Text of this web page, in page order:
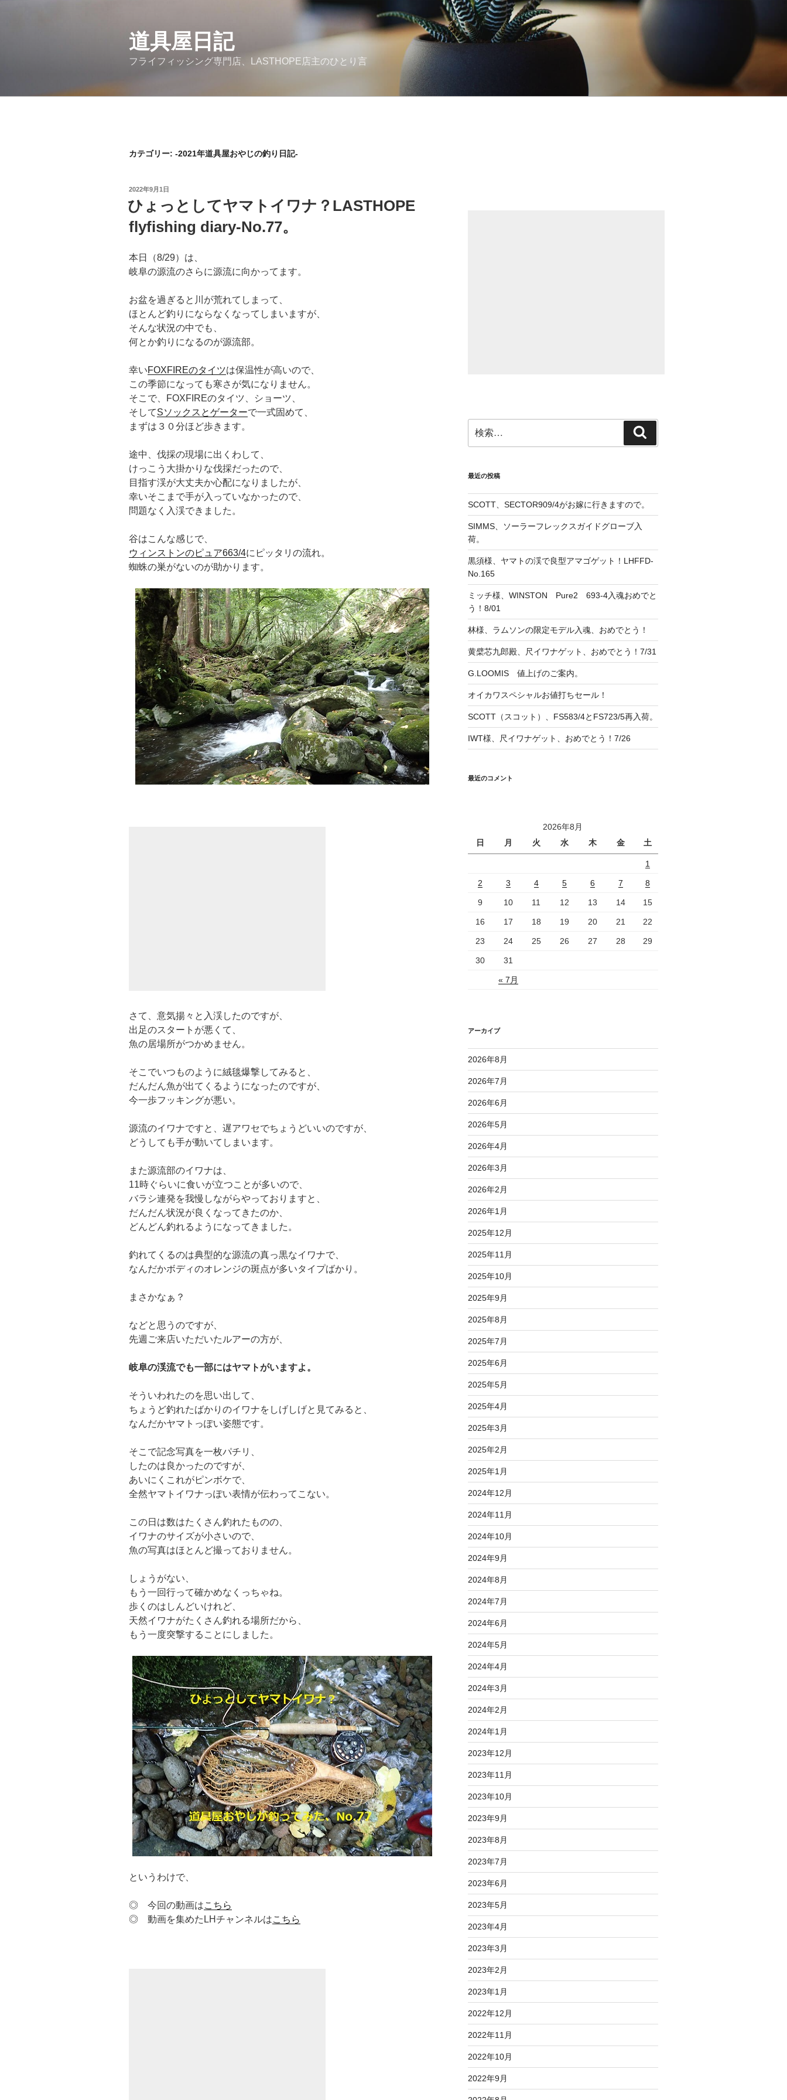
道具屋日記
フライフィッシング専門店、LASTHOPE店主のひとり言
カテゴリー: -2021年道具屋おやじの釣り日記-
投
稿
日:
2022年9月1日
ひょっとしてヤマトイワナ？LASTHOPE
flyfishing diary-No.77。
本日（8/29）は、
岐阜の源流のさらに源流に向かってます。
お盆を過ぎると川が荒れてしまって、
ほとんど釣りにならなくなってしまいますが、
そんな状況の中でも、
何とか釣りになるのが源流部。
幸いFOXFIREのタイツは保温性が高いので、
この季節になっても寒さが気になりません。
そこで、FOXFIREのタイツ、ショーツ、
そしてSソックスとゲーターで一式固めて、
まずは３０分ほど歩きます。
途中、伐採の現場に出くわして、
けっこう大掛かりな伐採だったので、
目指す渓が大丈夫か心配になりましたが、
幸いそこまで手が入っていなかったので、
問題なく入渓できました。
谷はこんな感じで、
ウィンストンのピュア663/4にピッタリの流れ。
蜘蛛の巣がないのが助かります。
さて、意気揚々と入渓したのですが、
出足のスタートが悪くて、
魚の居場所がつかめません。
そこでいつものように絨毯爆撃してみると、
だんだん魚が出てくるようになったのですが、
今一歩フッキングが悪い。
源流のイワナですと、遅アワセでちょうどいいのですが、
どうしても手が動いてしまいます。
また源流部のイワナは、
11時ぐらいに食いが立つことが多いので、
バラシ連発を我慢しながらやっておりますと、
だんだん状況が良くなってきたのか、
どんどん釣れるようになってきました。
釣れてくるのは典型的な源流の真っ黒なイワナで、
なんだかボディのオレンジの斑点が多いタイプばかり。
まさかなぁ？
などと思うのですが、
先週ご来店いただいたルアーの方が、
岐阜の渓流でも一部にはヤマトがいますよ。
そういわれたのを思い出して、
ちょうど釣れたばかりのイワナをしげしげと見てみると、
なんだかヤマトっぽい姿態です。
そこで記念写真を一枚パチリ、
したのは良かったのですが、
あいにくこれがピンボケで、
全然ヤマトイワナっぽい表情が伝わってこない。
この日は数はたくさん釣れたものの、
イワナのサイズが小さいので、
魚の写真はほとんど撮っておりません。
しょうがない、
もう一回行って確かめなくっちゃね。
歩くのはしんどいけれど、
天然イワナがたくさん釣れる場所だから、
もう一度突撃することにしました。
というわけで、
◎ 今回の動画はこちら
◎ 動画を集めたLHチャンネルはこちら
索:
索
最近の投稿
SCOTT、SECTOR909/4がお嫁に行きますので。
SIMMS、ソーラーフレックスガイドグローブ入
荷。
黒須様、ヤマトの渓で良型アマゴゲット！LHFFD-
No.165
ミッチ様、WINSTON Pure2 693-4入魂おめでと
う！8/01
林様、ラムソンの限定モデル入魂、おめでとう！
黄檗芯九郎殿、尺イワナゲット、おめでとう！7/31
G.LOOMIS 値上げのご案内。
オイカワスペシャルお値打ちセール！
SCOTT（スコット）、FS583/4とFS723/5再入荷。
IWT様、尺イワナゲット、おめでとう！7/26
最近のコメント
2026年8月
日
月 火 水 木 金 土
« 7月
1
2 3 4 5 6 7 8
9 10 11 12 13 14 15
16 17 18 19 20 21 22
23 24 25 26 27 28 29
30 31
アーカイブ
2026年8月
2026年7月
2026年6月
2026年5月
2026年4月
2026年3月
2026年2月
2026年1月
2025年12月
2025年11月
2025年10月
2025年9月
2025年8月
2025年7月
2025年6月
2025年5月
2025年4月
2025年3月
2025年2月
2025年1月
2024年12月
2024年11月
2024年10月
2024年9月
2024年8月
2024年7月
2024年6月
2024年5月
2024年4月
2024年3月
2024年2月
2024年1月
2023年12月
2023年11月
2023年10月
2023年9月
2023年8月
2023年7月
2023年6月
2023年5月
2023年4月
2023年3月
2023年2月
2023年1月
2022年12月
2022年11月
2022年10月
2022年9月